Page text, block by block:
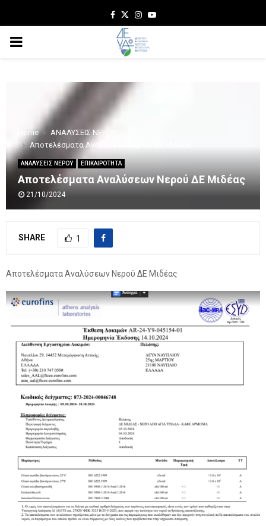
Facebook
TwitterInstagram
Youtube
PRIMARY
Home
ΑΝΑΛΥΣΕΙΣ ΝΕΡΟΥ
Αποτελέσματα Αναλύσεων Νερού ΔΕ Μιδέας
ΑΝΑΛΥΣΕΙΣ ΝΕΡΟΥ ΕΠΙΚΑΙΡΟΤΗΤΑ
Αποτελέσματα Αναλύσεων Νερού ΔΕ Μιδέας
21/10/2024
SHARE 1
Αποτελέσματα Αναλύσεων Νερού ΔΕ Μιδέας